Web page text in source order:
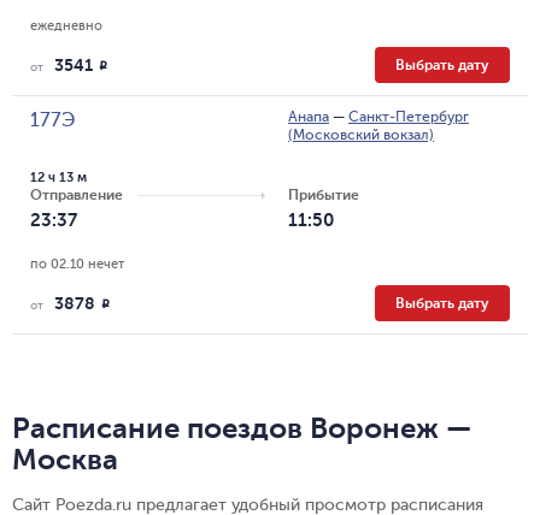
ежедневно
от 3541 R Выбрать дату
177Э Анапа — Санкт-Петербург
(Московский вокзал)
Отправление
23:37
12 ч 13 м
Прибытие
11:50
по 02.10 нечет
от 3878 R Выбрать дату
Расписание поездов Воронеж —
Москва
Сайт Poezda.ru предлагает удобный просмотр расписания